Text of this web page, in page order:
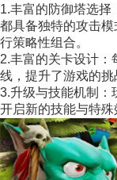
1.丰富的防御塔选择
都具备独特的攻击
行策略性组合。
2.丰富的关卡设计：
线，提升了游戏的挑
3.升级与技能机制：
开启新的技能与特殊